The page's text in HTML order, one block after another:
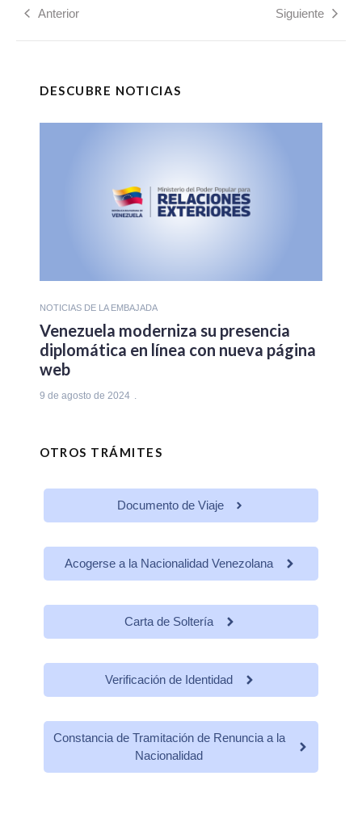
Anterior Siguiente
DESCUBRE NOTICIAS
NOTICIAS DE LA EMBAJADA
Venezuela moderniza su presencia
diplomática en línea con nueva página
web
9 de agosto de 2024
OTROS TRÁMITES
Documento de Viaje
Acogerse a la Nacionalidad Venezolana
Carta de Soltería
Verificación de Identidad
Constancia de Tramitación de Renuncia a la
Nacionalidad